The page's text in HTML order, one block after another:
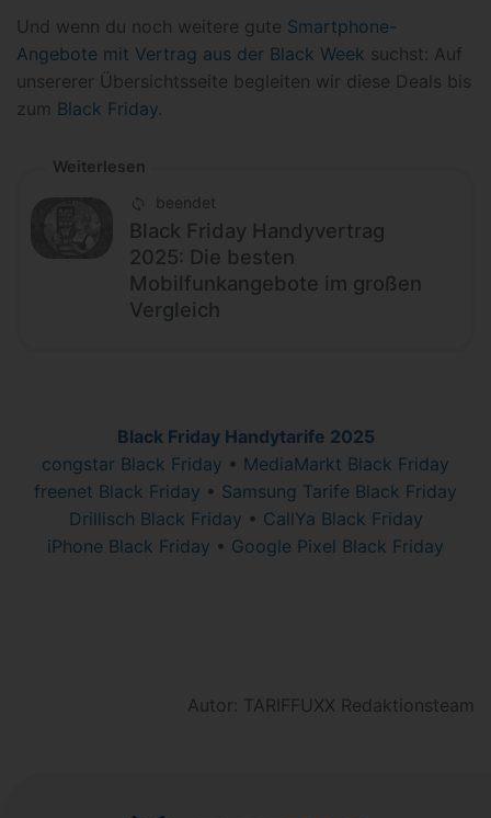
Und wenn du noch weitere gute Smartphone-
Angebote mit Vertrag aus der Black Week suchst: Auf
unsererer Übersichtsseite begleiten wir diese Deals bis
zum Black Friday
Weiterlesen
beendet
Black Friday Handyvertrag
2025: Die besten
Mobilfunkangebote im großen
Vergleich
Black Friday Handytarife 2025
congstar Black Friday • MediaMarkt Black Friday
freenet Black Friday • Samsung Tarife Black Friday
Drillisch Black Friday • CallYa Black Friday
iPhone Black Friday • Google Pixel Black Friday
Autor: TARIFFUXX Redaktionsteam